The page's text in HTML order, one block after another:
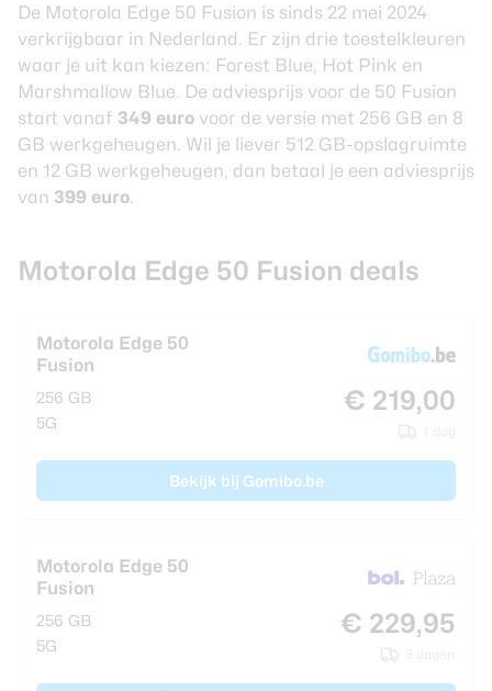
De Motorola Edge 50 Fusion is sinds 22 mei 2024
verkrijgbaar in Nederland. Er zijn drie toestelkleuren
waar je uit kan kiezen: Forest Blue, Hot Pink en
Marshmallow Blue. De adviesprijs voor de 50 Fusion
start vanaf 349 euro voor de versie met 256 GB en 8
GB werkgeheugen. Wil je liever 512 GB-opslagruimte
en 12 GB werkgeheugen, dan betaal je een adviesprijs
van 399 euro.
Motorola Edge 50 Fusion deals
Motorola Edge 50
Fusion
256 GB
5G
€ 219,00
Bekijk bij Gomibo.be
Motorola Edge 50
Fusion
256 GB
5G
€ 229,95